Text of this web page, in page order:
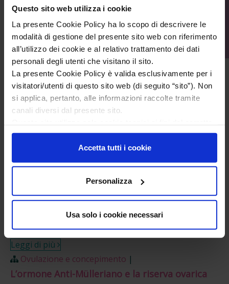
Questo sito web utilizza i cookie
La presente Cookie Policy ha lo scopo di descrivere le
modalità di gestione del presente sito web con riferimento
all’utilizzo dei cookie e al relativo trattamento dei dati
personali degli utenti che visitano il sito.
La presente Cookie Policy è valida esclusivamente per i
visitatori/utenti di questo sito web (di seguito “sito”). Non
si applica, pertanto, alle informazioni raccolte tramite
canali diversi dal presente sito.
funzionamento delle pagine di questo sito, migliorarne la
sicurezza e condurre ricerche e analisi a carattere
aggregato per migliorarne il contenuto.
Accetta tutti i cookie
Personalizza
Usa solo i cookie necessari
Il corpo luteo e la fase luteale
È una ghiandola endocrina provvisoria che presiede la
produzione ormonale di progesterone ed estrogeni e
ha lo scopo di preparare l’ovaio all’impianto di un
La “finestra fertile” per concepire
Oltre ad essere in buona salute, che cosa può aiutare
a rimanere incinta? Sicuramente avere un rapporto
sessuale “al momento giusto”, per dirla in modo
diretto. Tecnicamente il momento migliore per ...
Leggi di più
Ovulazione e concepimento |
L’ormone Anti-Mülleriano e la riserva ovarica